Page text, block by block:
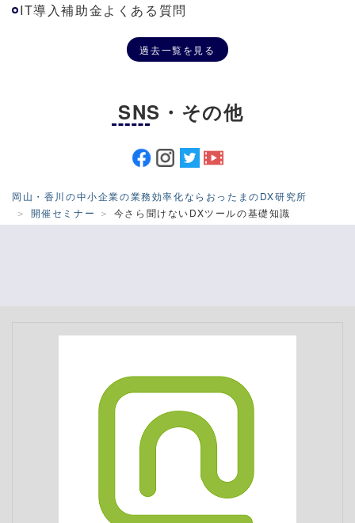
IT導入補助金よくある質問
過去一覧を見る
SNS・その他
岡山・香川の中小企業の業務効率化ならおったまのDX研究所
開催セミナー
今さら聞けないDXツールの基礎知識